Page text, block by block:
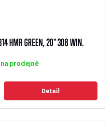
HMR GREEN, 20" 308 WIN.
prodejně
Detail